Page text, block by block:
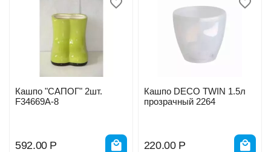
Кашпо "САПОГ" 2шт.
F34669A-8
592.00 Р
Кашпо DECO TWIN 1.5л
прозрачный 2264
220.00 Р